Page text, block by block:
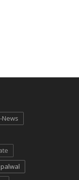
News
palwal